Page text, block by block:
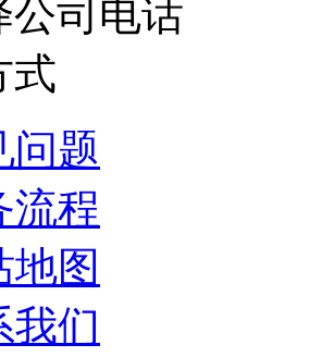
问题
流程
地图
我们